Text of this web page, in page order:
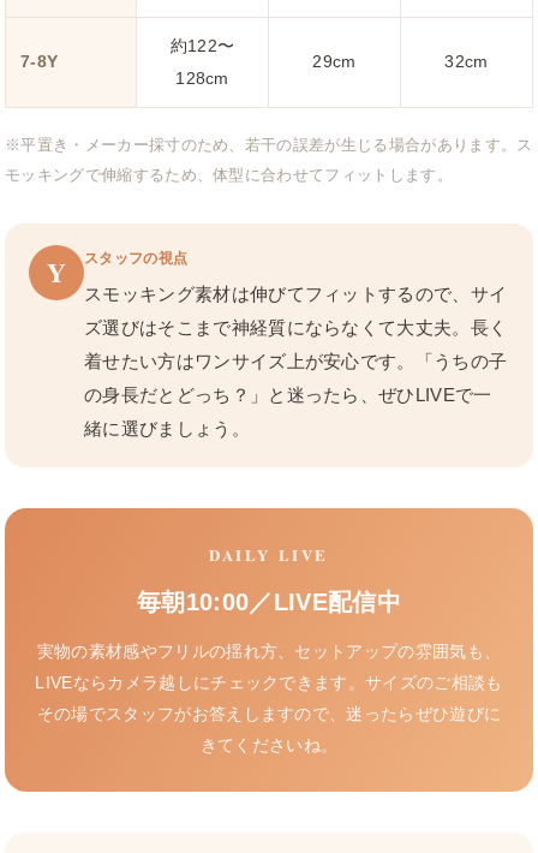
7-8Y
約122〜
128cm
29cm 32cm
※平置き・メーカー採寸のため、若干の誤差が生じる場合があります。ス
モッキングで伸縮するため、体型に合わせてフィットします。
Y スタッフの視点
スモッキング素材は伸びてフィットするので、サイ
ズ選びはそこまで神経質にならなくて大丈夫。長く
着せたい方はワンサイズ上が安心です。「うちの子
の身長だとどっち？」と迷ったら、ぜひLIVEで一
緒に選びましょう。
DAILY LIVE
毎朝10:00／LIVE配信中
実物の素材感やフリルの揺れ方、セットアップの雰囲気も、
LIVEならカメラ越しにチェックできます。サイズのご相談も
その場でスタッフがお答えしますので、迷ったらぜひ遊びに
きてくださいね。